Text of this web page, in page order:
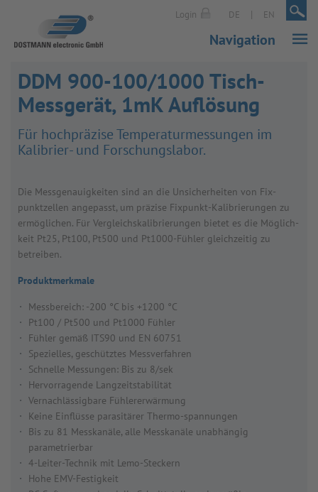
Login DE | EN |
Navigation
DDM 900-100/1000 Tisch-
Messgerät, 1mK Auflösung
Für hoch­prä­zise Tem­pe­ra­tur­mes­sun­gen im
Kali­brier- und For­schungs­la­bor.
Die Mess­ge­nau­ig­kei­ten sind an die Unsi­cher­hei­ten von Fix­
punkt­zel­len ange­passt, um prä­zise Fix­punkt-Kali­brie­run­gen zu
ermög­li­chen. Für Ver­gleichs­ka­li­brie­run­gen bie­tet es die Mög­lich­
keit Pt25, Pt100, Pt500 und Pt1000-Füh­ler gleich­zei­tig zu
betrei­ben.
Produktmerkmale
Messbereich: -200 °C bis +1200 °C
Pt100 / Pt500 und Pt1000 Fühler
Fühler gemäß ITS90 und EN 60751
Spezielles, geschütztes Messverfahren
Schnelle Messungen: Bis zu 8/sek
Hervorragende Langzeitstabilität
Vernachlässigbare Fühlererwärmung
Keine Einflüsse parasitärer Thermo-spannungen
Bis zu 81 Messkanäle, alle Messkanäle unabhängig
parametrierbar
4-Leiter-Technik mit Lemo-Steckern
Hohe EMV-Festigkeit